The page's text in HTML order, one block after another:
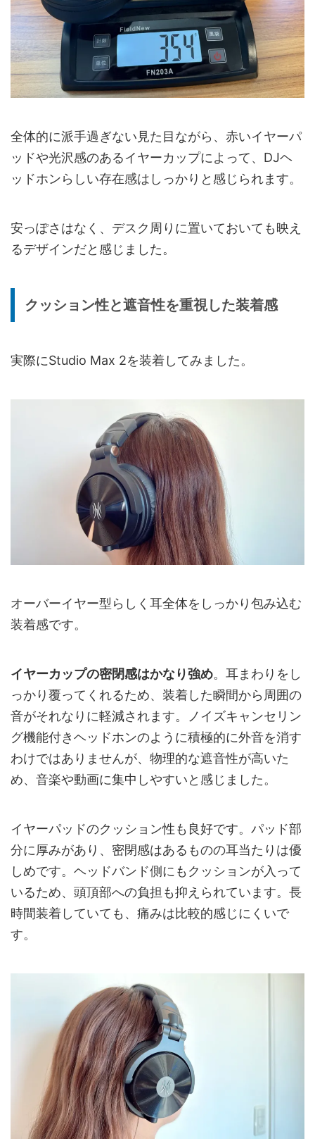
全体的に派手過ぎない見た目ながら、赤いイヤーパ
ッドや光沢感のあるイヤーカップによって、DJヘ
ッドホンらしい存在感はしっかりと感じられます。
安っぽさはなく、デスク周りに置いておいても映え
るデザインだと感じました。
クッション性と遮音性を重視した装着感
実際にStudio Max 2を装着してみました。
オーバーイヤー型らしく耳全体をしっかり包み込む
装着感です。
イヤーカップの密閉感はかなり強め。耳まわりをし
っかり覆ってくれるため、装着した瞬間から周囲の
音がそれなりに軽減されます。ノイズキャンセリン
グ機能付きヘッドホンのように積極的に外音を消す
わけではありませんが、物理的な遮音性が高いた
め、音楽や動画に集中しやすいと感じました。
イヤーパッドのクッション性も良好です。パッド部
分に厚みがあり、密閉感はあるものの耳当たりは優
しめです。ヘッドバンド側にもクッションが入って
いるため、頭頂部への負担も抑えられています。長
時間装着していても、痛みは比較的感じにくいで
す。